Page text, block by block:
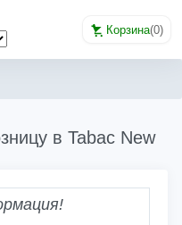
Корзина(0)
в Tabac New